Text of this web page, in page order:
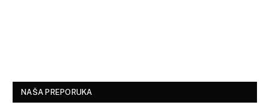
NAŠA PREPORUKA